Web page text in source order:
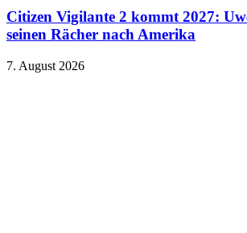
Citizen Vigilante 2 kommt 2027:
seinen Rächer nach Amerika
7. August 2026